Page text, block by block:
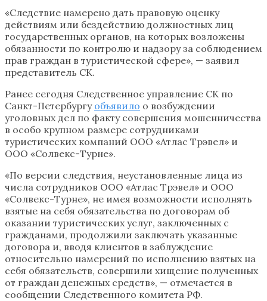
«Следствие намерено дать правовую оценку
действиям или бездействию должностных лиц
государственных органов, на которых возложены
обязанности по контролю и надзору за соблюдением
прав граждан в туристической сфере», — заявил
представитель СК.
Ранее сегодня Следственное управление СК по
Санкт-Петербургу объявило о возбуждении
уголовных дел по факту совершения мошенничества
в особо крупном размере сотрудниками
туристических компаний ООО «Атлас Трэвел» и
ООО «Солвекс-Турне».
«По версии следствия, неустановленные лица из
числа сотрудников ООО «Атлас Трэвел» и ООО
«Солвекс-Турне», не имея возможности исполнять
взятые на себя обязательства по договорам об
оказании туристических услуг, заключенных с
гражданами, продолжили заключать указанные
договора и, вводя клиентов в заблуждение
относительно намерений по исполнению взятых на
себя обязательств, совершили хищение полученных
от граждан денежных средств», — отмечается в
сообщении Следственного комитета РФ.